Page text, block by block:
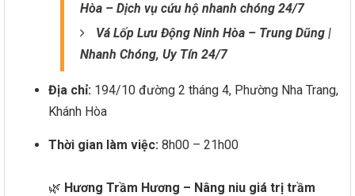
Hòa – Dịch vụ cứu hộ nhanh chóng 24/7
Vá Lốp Lưu Động Ninh Hòa – Trung Dũng |
Nhanh Chóng, Uy Tín 24/7
Địa chỉ: 194/10 đường 2 tháng 4, Phường Nha Trang,
Khánh Hòa
Thời gian làm việc: 8h00 – 21h00
🌿 Hương Trầm Hương – Nâng niu giá trị trầm